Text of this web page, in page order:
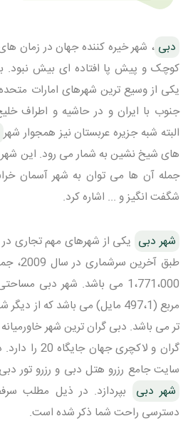
دبی ، شهر خیره کننده جهان در زمان
کوچک و پیش پا افتاده ای بیش نبود.
یکی از وسیع ترین شهرهای امارات
جنوب با ایران و در حاشیه و اطراف
البته شبه جزیره عربستان نیز همجوار شهر
های شیخ نشین به شمار می رود. این شهر
جمله آن ها می توان به شهر آسمان
شگفت انگیز و ... اشاره کرد.
شهر دبی یکی از شهرهای مهم تجاری
طبق
تر می باشد. دبی گران ترین شهر
گران و
سایت جامع رزرو هتل دبی و رزرو تور
شهر دبی
بپردازد. در ذیل مطلب
دسترسی راحت شما ذکر شده است.